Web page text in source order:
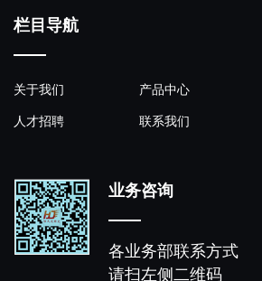
栏目导航
关于我们 产品中心
人才招聘 联系我们
业务咨询
各业务部联系方式
请扫左侧二维码